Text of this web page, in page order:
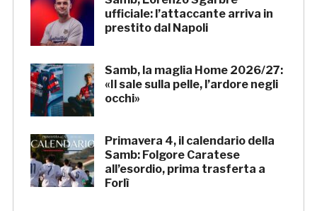
ufficiale: l’attaccante arriva in
prestito dal Napoli
Samb, la maglia Home 2026/27:
«Il sale sulla pelle, l’ardore negli
occhi»
Primavera 4, il calendario della
Samb: Folgore Caratese
all’esordio, prima trasferta a
Forlì